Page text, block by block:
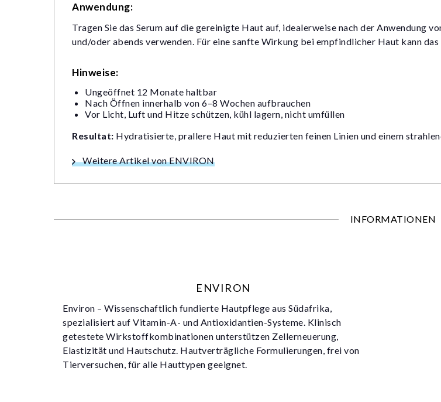
Anwendung:
Tragen Sie das Serum auf die gereinigte Haut auf, idealerweise nach der Anwendung
und/oder abends verwenden. Für eine sanfte Wirkung bei empfindlicher Haut kann
Hinweise:
Ungeöffnet 12 Monate haltbar
Nach Öffnen innerhalb von 6–8 Wochen aufbrauchen
Vor Licht, Luft und Hitze schützen, kühl lagern, nicht umfüllen
Resultat: Hydratisierte, prallere Haut mit reduzierten feinen Linien und einem
Weitere Artikel von ENVIRON
INFORMATIONEN
ENVIRON
Environ – Wissenschaftlich fundierte Hautpflege aus Südafrika,
spezialisiert auf Vitamin-A- und Antioxidantien-Systeme. Klinisch
getestete Wirkstoffkombinationen unterstützen Zellerneuerung,
Elastizität und Hautschutz. Hautverträgliche Formulierungen, frei von
Tierversuchen, für alle Hauttypen geeignet.